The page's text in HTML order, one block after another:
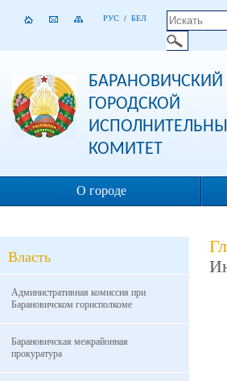
РУС / БЕЛ
БАРАНОВИЧСКИЙ
ГОРОДСКОЙ
КОМИТЕТ
О городе
Власть
Административная комиссия при
Барановичском горисполкоме
Барановичская межрайонная
прокуратура